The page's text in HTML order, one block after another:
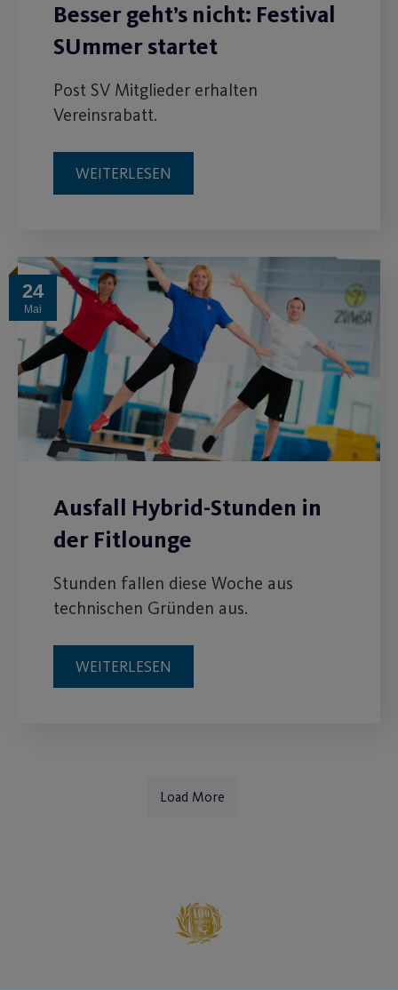
Besser geht’s nicht: Festival
SUmmer startet
Post SV Mitglieder erhalten
Vereinsrabatt.
WEITERLESEN
24
Mai
Ausfall Hybrid-Stunden in
der Fitlounge
Stunden fallen diese Woche aus
technischen Gründen aus.
WEITERLESEN
Load More